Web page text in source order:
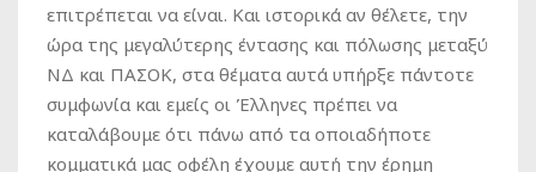
επιτρέπεται να είναι. Και ιστορικά αν θέλετε, την
ώρα της μεγαλύτερης έντασης και πόλωσης μεταξύ
ΝΔ και ΠΑΣΟΚ, στα θέματα αυτά υπήρξε πάντοτε
συμφωνία και εμείς οι Έλληνες πρέπει να
καταλάβουμε ότι πάνω από τα οποιαδήποτε
κομματικά μας οφέλη έχουμε αυτή την έρημη